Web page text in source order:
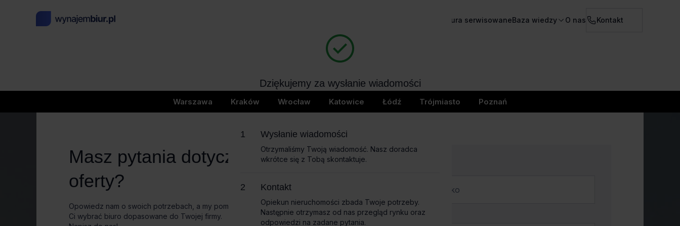
Biura serwisowaneBaza wiedzy O nas Kontakt
404
page not found
Warszawa Kraków Wrocław Katowice Łódź Trójmiasto Poznań
Masz pytania dotyczące
oferty?
Opowiedz nam o swoich potrzebach, a my pomożemy
Ci wybrać biuro dopasowane do Twojej firmy.
Nazwa firmy
Dziękujemy za wysłanie wiadomości
Wkrótce skontaktujemy się z Tobą
Wysłanie wiadomości
Otrzymaliśmy Twoją wiadomość. Nasz doradca
wkrótce się z Tobą skontaktuje.
Kontakt
Opiekun nieruchomości zbada Twoje potrzeby.
Następnie otrzymasz od nas przegląd rynku oraz
odpowiedzi na zadane pytania.